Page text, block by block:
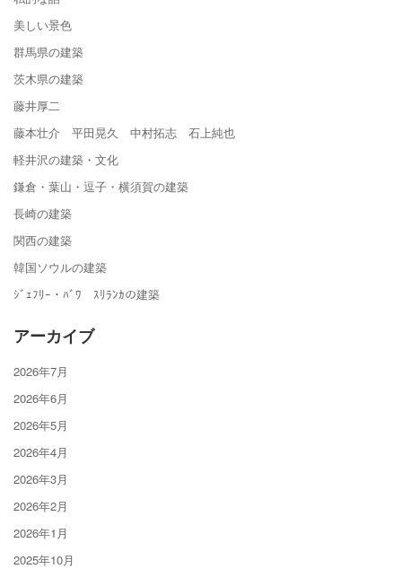
美しい景色
群馬県の建築
茨木県の建築
藤井厚二
藤本壮介 平田晃久 中村拓志 石上純也
軽井沢の建築・文化
鎌倉・葉山・逗子・横須賀の建築
長崎の建築
関西の建築
韓国ソウルの建築
ｼﾞｪﾌﾘｰ・ﾊﾞﾜ ｽﾘﾗﾝｶの建築
アーカイブ
2026年7月
2026年6月
2026年5月
2026年4月
2026年3月
2026年2月
2026年1月
2025年10月